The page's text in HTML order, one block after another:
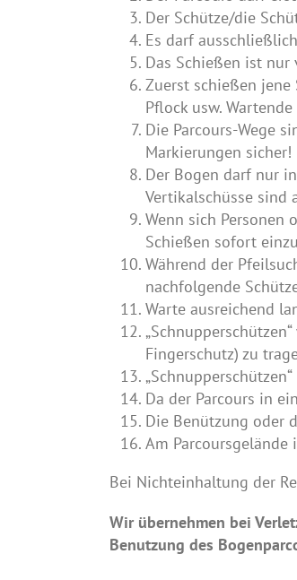
Der Schütze/die
Es darf
Das Schießen ist
Zuerst schießen jene
Pflock usw.
Die Parcours-Wege
Markierungen
Der Bogen darf nur
Vertikalschüsse sind
Wenn sich Personen
Schießen sofort
Während der
nachfolgende
Warte ausreichend
Fingerschutz) zu
Da der Parcours in
Die Benützung oder
Am
Bei Nichteinhaltung der
Wir übernehmen bei
Benutzung des